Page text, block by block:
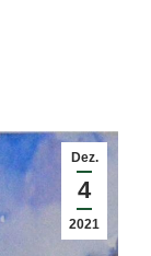
Dez.
4
2021